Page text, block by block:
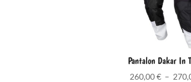
Pantalon Dakar In
260,00€ –